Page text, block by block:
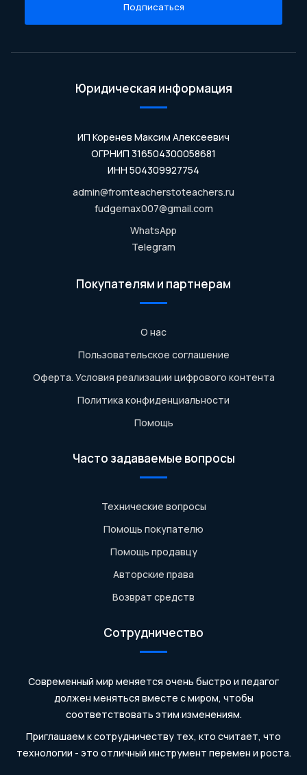
Подписаться
Юридическая информация
ИП Коренев Максим Алексеевич
ОГРНИП 316504300058681
ИНН 504309927754
admin@fromteacherstoteachers.ru
fudgemax007@gmail.com
WhatsApp
Telegram
Покупателям и партнерам
О нас
Пользовательское соглашение
Оферта. Условия реализации цифрового контента
Политика конфиденциальности
Помощь
Часто задаваемые вопросы
Технические вопросы
Помощь покупателю
Помощь продавцу
Авторские права
Возврат средств
Сотрудничество
Современный мир меняется очень быстро и педагог
должен меняться вместе с миром, чтобы
соответствовать этим изменениям.
Приглашаем к сотрудничеству тех, кто считает, что
технологии - это отличный инструмент перемен и роста.